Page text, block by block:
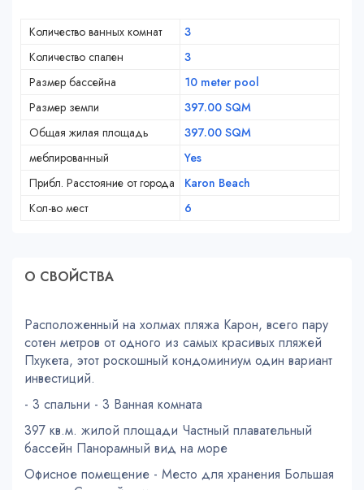
Количество ванных комнат
3
Количество спален
3
Размер бассейна
10 meter pool
Размер земли
397.00 SQM
Общая жилая площадь
397.00 SQM
меблированный
Yes
Прибл. Расстояние от города
Karon Beach
Кол-во мест
6
О СВОЙСТВA
Расположенный на холмах пляжа Карон, всего пару
сотен метров от одного из самых красивых пляжей
Пхукета, этот роскошный кондоминиум один вариант
инвестиций.
- 3 спальни - 3 Ванная комната
397 кв.м. жилой площади Частный плавательный
бассейн Панорамный вид на море
Офисное помещение - Место для хранения Большая